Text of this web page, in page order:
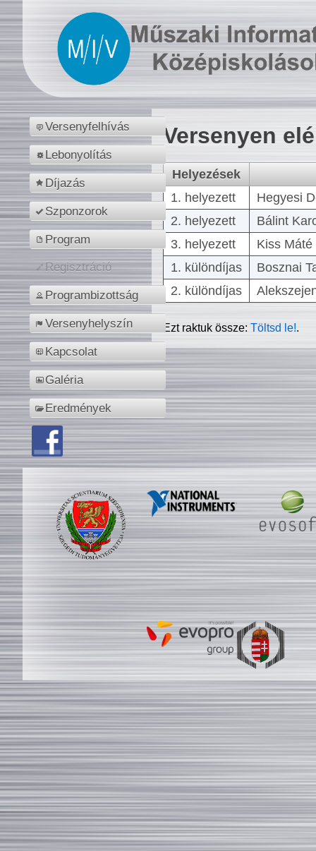
Versenyfelhívás
Lebonyolítás
Díjazás
Szponzorok
Program
Regisztráció
Programbizottság
Versenyhelyszín
Kapcsolat
Galéria
Eredmények
Versenyen
Helyezések
1. helyezett
Hegyesi
2. helyezett
Bálint
3. helyezett
Kiss
1. különdíjas
Bosznai
2. különdíjas
Ezt raktuk össze:Töltsd le!.